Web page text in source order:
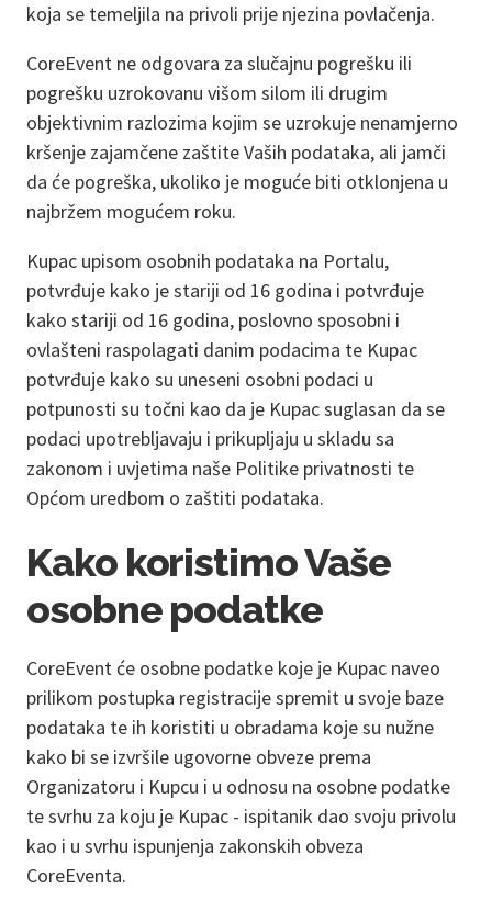
koja se temeljila na privoli prije njezina povlačenja.
CoreEvent ne odgovara za slučajnu pogrešku ili
pogrešku uzrokovanu višom silom ili drugim
objektivnim razlozima kojim se uzrokuje nenamjerno
kršenje zajamčene zaštite Vaših podataka, ali jamči
da će pogreška, ukoliko je moguće biti otklonjena u
najbržem mogućem roku.
Kupac upisom osobnih podataka na Portalu,
potvrđuje kako je stariji od 16 godina i potvrđuje
kako stariji od 16 godina, poslovno sposobni i
ovlašteni raspolagati danim podacima te Kupac
potvrđuje kako su uneseni osobni podaci u
potpunosti su točni kao da je Kupac suglasan da se
podaci upotrebljavaju i prikupljaju u skladu sa
zakonom i uvjetima naše Politike privatnosti te
Općom uredbom o zaštiti podataka.
Kako koristimo Vaše
osobne podatke
CoreEvent će osobne podatke koje je Kupac naveo
prilikom postupka registracije spremit u svoje baze
podataka te ih koristiti u obradama koje su nužne
kako bi se izvršile ugovorne obveze prema
Organizatoru i Kupcu i u odnosu na osobne podatke
te svrhu za koju je Kupac - ispitanik dao svoju privolu
kao i u svrhu ispunjenja zakonskih obveza
CoreEventa.